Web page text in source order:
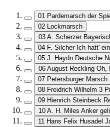
01 Pardemarsch der
02 Lockmarsch
03 A. Scherzer
04 F. Silcher Ich hatt'
05 J. Haydn Deutsche
06 August Reckling Oh,
07 Petersburger Marsch
08 Freidrich Wilhelm 3
09 Hienrich Steinbeck
10 A. H. Miles Anker
11 Hans Felix Husadel